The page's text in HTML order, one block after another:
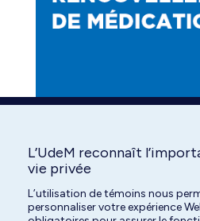
Find us on:
Facebook
page
opens
YouTube
page
opens
page
opens
L’UdeM reconnaît
vie privée
L’utilisation de témoins nous
personnaliser votre expérience